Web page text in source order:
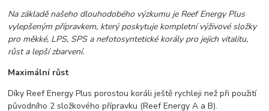
Na základě našeho dlouhodobého výzkumu je Reef Energy Plus
vylepšeným přípravkem, který poskytuje kompletní výživové složky
pro měkké, LPS, SPS a nefotosyntetické korály pro jejich vitalitu,
růst a lepší zbarvení.
Maximální růst
Díky Reef Energy Plus porostou koráli ještě rychleji než při použití
původního 2 složkového přípravku (Reef Energy A a B).